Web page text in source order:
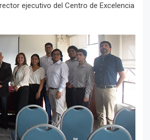
ejecutivo del Centro de Excelencia